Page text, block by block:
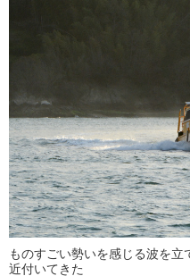
ものすごい勢いを感じる波を
近付いてきた